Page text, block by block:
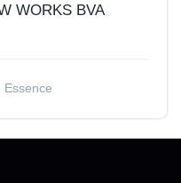
WORKS BVA
Essence